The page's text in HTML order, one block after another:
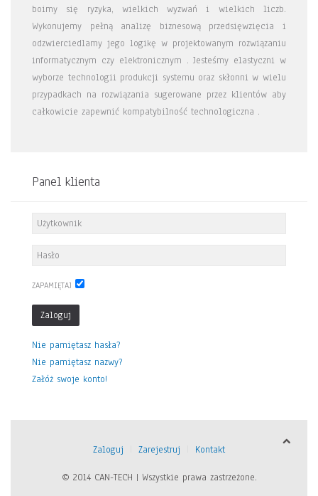
boimy się ryzyka, wielkich wyzwań i wielkich liczb.
Wykonujemy pełną analizę biznesową przedsięwzięcia i
odzwierciedlamy jego logikę w projektowanym rozwiązaniu
informatycznym czy elektronicznym . Jesteśmy elastyczni w
wyborze technologii produkcji systemu oraz skłonni w wielu
przypadkach na rozwiązania sugerowane przez klientów aby
całkowicie zapewnić kompatybilność technologiczna .
Panel klienta
ZAPAMIĘTAJ
Zaloguj
Nie pamiętasz hasła?
Nie pamiętasz nazwy?
Załóż swoje konto!
Zaloguj Zarejestruj Kontakt
© 2014 CAN-TECH | Wszystkie prawa zastrzeżone.